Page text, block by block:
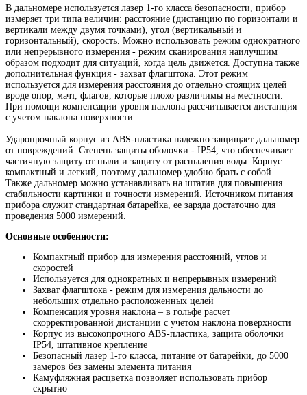
В дальномере используется лазер 1-го класса безопасности, прибор
измеряет три типа величин: расстояние (дистанцию по горизонтали и
вертикали между двумя точками), угол (вертикальный и
горизонтальный), скорость. Можно использовать режим однократного
или непрерывного измерения - режим сканирования наилучшим
образом подходит для ситуаций, когда цель движется. Доступна также
дополнительная функция - захват флагштока. Этот режим
используется для измерения расстояния до отдельно стоящих целей
вроде опор, мачт, флагов, которые плохо различимы на местности.
При помощи компенсации уровня наклона рассчитывается дистанция
с учетом наклона поверхности.
Ударопрочный корпус из ABS-пластика надежно защищает дальномер
от повреждений. Степень защиты оболочки - IP54, что обеспечивает
частичную защиту от пыли и защиту от распыления воды. Корпус
компактный и легкий, поэтому дальномер удобно брать с собой.
Также дальномер можно устанавливать на штатив для повышения
стабильности картинки и точности измерений. Источником питания
прибора служит стандартная батарейка, ее заряда достаточно для
проведения 5000 измерений.
Основные особенности:
Компактный прибор для измерения расстояний, углов и
скоростей
Используется для однократных и непрерывных измерений
Захват флагштока - режим для измерения дальности до
небольших отдельно расположенных целей
Компенсация уровня наклона ‒ в гольфе расчет
скорректированной дистанции с учетом наклона поверхности
Корпус из высокопрочного ABS-пластика, защита оболочки
IP54, штативное крепление
Безопасный лазер 1-го класса, питание от батарейки, до 5000
замеров без замены элемента питания
Камуфляжная расцветка позволяет использовать прибор
скрытно